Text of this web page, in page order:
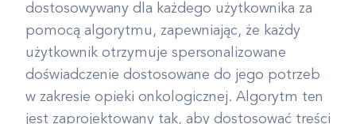
dostosowywany dla każdego użytkownika za
pomocą algorytmu, zapewniając, że każdy
użytkownik otrzymuje spersonalizowane
doświadczenie dostosowane do jego potrzeb
w zakresie opieki onkologicznej. Algorytm ten
jest zaprojektowany tak, aby dostosować treści